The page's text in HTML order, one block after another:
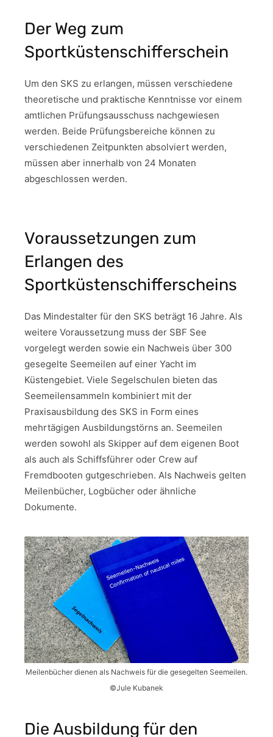
Der Weg zum
Sportküstenschifferschein
Um den SKS zu erlangen, müssen verschiedene
theoretische und praktische Kenntnisse vor einem
amtlichen Prüfungsausschuss nachgewiesen
werden. Beide Prüfungsbereiche können zu
verschiedenen Zeitpunkten absolviert werden,
müssen aber innerhalb von 24 Monaten
abgeschlossen werden.
Voraussetzungen zum
Erlangen des
Sportküstenschifferscheins
Das Mindestalter für den SKS beträgt 16 Jahre. Als
weitere Voraussetzung muss der SBF See
vorgelegt werden sowie ein Nachweis über 300
gesegelte Seemeilen auf einer Yacht im
Küstengebiet. Viele Segelschulen bieten das
Seemeilensammeln kombiniert mit der
Praxisausbildung des SKS in Form eines
mehrtägigen Ausbildungstörns an. Seemeilen
werden sowohl als Skipper auf dem eigenen Boot
als auch als Schiffsführer oder Crew auf
Fremdbooten gutgeschrieben. Als Nachweis gelten
Meilenbücher, Logbücher oder ähnliche
Dokumente.
Meilenbücher dienen als Nachweis für die gesegelten Seemeilen.
©Jule Kubanek
Die Ausbildung für den